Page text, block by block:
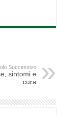
Successivo
sintomi e
cura